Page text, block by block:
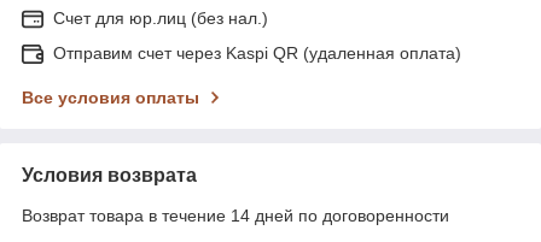
Счет для юр.лиц (без нал.)
Отправим счет через Kaspi QR (удаленная оплата)
Все условия оплаты
Условия возврата
Возврат товара в течение 14 дней по договоренности